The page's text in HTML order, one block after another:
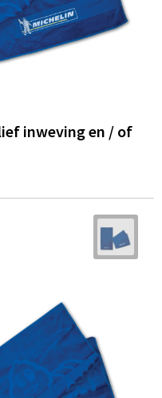
inweving en / of